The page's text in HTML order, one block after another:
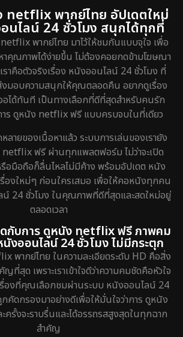
netflix พากย์ไทย อัปเดตใหม่
นไลน์ 24 ชั่วโมง สนุกได้ทุกที่
พากย์ไทย มาไว้ให้ชมกันแบบจุใจ เพื่อ
าคุณภาพได้ง่ายขึ้น ไม่ต้องคอยกดข้ามโฆษณา
เราคือตัวจริงเรื่อง หนังออนไลน์ 24 ชั่วโมง ที่
มอบความสนุกให้คุณตลอดคืน อยากดูเรื่อง
อได้ทันที เป็นทางเลือกที่ดีที่สุดสำหรับคนรัก
าร ดูหนัง netflix ฟรี แบบครบจบในที่เดียว
ลายของเนื้อหาแล้ว ระบบการเล่นของเรายัง
ฟรี ผ่านทุกแพลตฟอร์ม ไม่ว่าจะเปิด
อมือถือก็ลื่นไหลไม่มีค้าง พร้อมอัปเดต หนัง
องใหม่ๆ ก่อนใครเสมอ เพื่อให้คอหนังทุกคน
24 ชั่วโมง ในคุณภาพที่ดีที่สุดและสดใหม่อยู่
ตลอดเวลา
กับการ ดูหนัง netflix ฟรี ภาพคม
งออนไลน์ 24 ชั่วโมง ไม่มีกระตุก
พากย์ไทย ในความละเอียดระดับ HD คือสิ่ง
ญที่สุด เพราะเราเข้าใจดีว่าความคมชัดคือหัวใจ
องที่คุณเลือกชมผ่านระบบ หนังออนไลน์ 24
กคัดกรองมาอย่างดีเพื่อให้มั่นใจว่าการ ดูหนัง
รั้งจะราบรื่นและได้อรรถรสสูงสุดในทุกฉาก
สำคัญ